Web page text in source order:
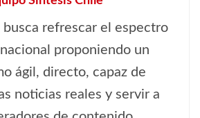
busca refrescar el espectro
proponiendo un
ágil, directo, capaz de
noticias reales y servir a